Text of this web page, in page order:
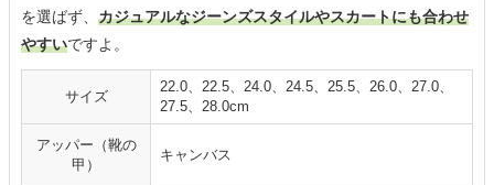
を選ばず、 カジュアルなジーンズスタイルやスカートにも合わせ
やすいですよ。
サイズ
22.0、22.5、24.0、24.5、25.5、26.0、27.0、
27.5、28.0cm
アッパー（靴の
甲）
キャンバス